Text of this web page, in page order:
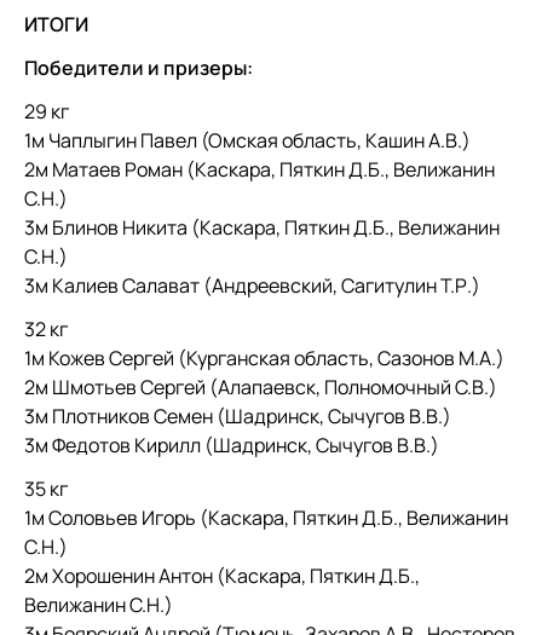
ИТОГИ
Победители и призеры:
29 кг
1м Чаплыгин Павел (Омская область, Кашин А.В.)
2м Матаев Роман (Каскара, Пяткин Д.Б., Велижанин
С.Н.)
3м Блинов Никита (Каскара, Пяткин Д.Б., Велижанин
С.Н.)
3м Калиев Салават (Андреевский, Сагитулин Т.Р.)
32 кг
1м Кожев Сергей (Курганская область, Сазонов М.А.)
2м Шмотьев Сергей (Алапаевск, Полномочный С.В.)
3м Плотников Семен (Шадринск, Сычугов В.В.)
3м Федотов Кирилл (Шадринск, Сычугов В.В.)
35 кг
1м Соловьев Игорь (Каскара, Пяткин Д.Б., Велижанин
С.Н.)
2м Хорошенин Антон (Каскара, Пяткин Д.Б.,
Велижанин С.Н.)